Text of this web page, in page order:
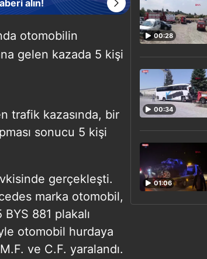
alın!
otomobilin
gelen kazada 5 kişi
trafik kazasında, bir
sonucu 5 kişi
gerçekleşti.
marka otomobil,
881 plakalı
otomobil hurdaya
ve C.F. yaralandı.
00:28
00:34
01:06